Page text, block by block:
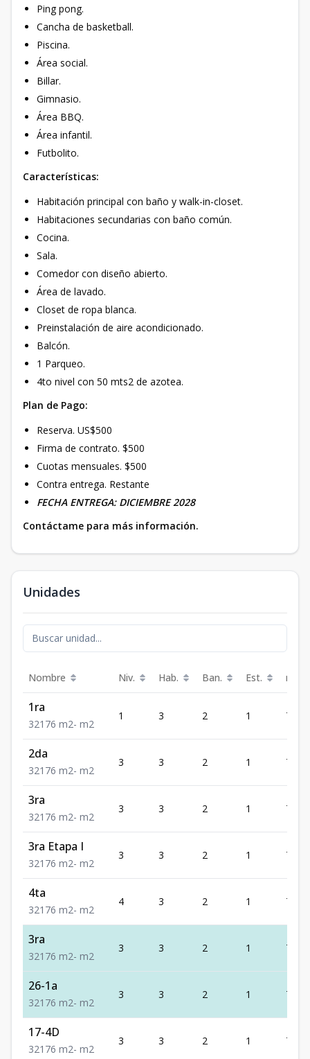
Ping pong.
Cancha de basketball.
Piscina.
Área social.
Billar.
Gimnasio.
Área BBQ.
Área infantil.
Futbolito.
Características:
Habitación principal con baño y walk-in-closet.
Habitaciones secundarias con baño común.
Cocina.
Sala.
Comedor con diseño abierto.
Área de lavado.
Closet de ropa blanca.
Preinstalación de aire acondicionado.
Balcón.
1 Parqueo.
4to nivel con 50 mts2 de azotea.
Plan de Pago:
Reserva. US$500
Firma de contrato. $500
Cuotas mensuales. $500
Contra entrega. Restante
FECHA ENTREGA: DICIEMBRE 2028
Contáctame para más información.
Unidades
Nombre Niv. Hab. Ban. Est. m²
1ra
321 76 m2- m2
1 3 2 1 76
2da
321 76 m2- m2
3 3 2 1 76
3ra
321 76 m2- m2
3 3 2 1 76
3ra Etapa I
321 76 m2- m2
3 3 2 1 76
4ta
321 76 m2- m2
4 3 2 1 76
3ra
321 76 m2- m2
3 3 2 1 76
26-1a
321 76 m2- m2
3 3 2 1 76
17-4D
321 76 m2- m2
3 3 2 1 76